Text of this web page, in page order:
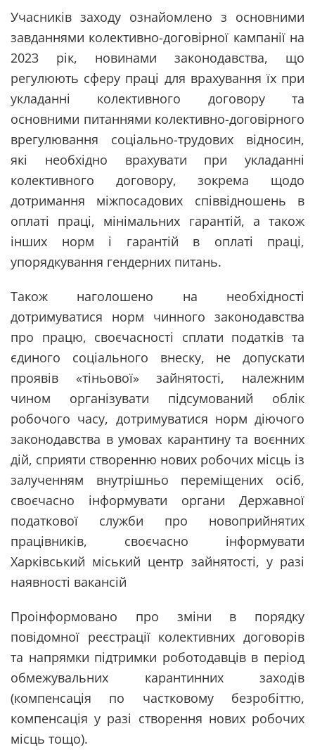
Учасників заходу ознайомлено з основними
завданнями колективно-договірної кампанії на
2023 рік, новинами законодавства, що
регулюють сферу праці для врахування їх при
укладанні колективного договору та
основними питаннями колективно-договірного
врегулювання соціально-трудових відносин,
які необхідно врахувати при укладанні
колективного договору, зокрема щодо
дотримання міжпосадових співвідношень в
оплаті праці, мінімальних гарантій, а також
інших норм і гарантій в оплаті праці,
упорядкування гендерних питань.
Також наголошено на необхідності
дотримуватися норм чинного законодавства
про працю, своєчасності сплати податків та
єдиного соціального внеску, не допускати
проявів «тіньової» зайнятості, належним
чином організувати підсумований облік
робочого часу, дотримуватися норм діючого
законодавства в умовах карантину та воєнних
дій, сприяти створенню нових робочих місць із
залученням внутрішньо переміщених осіб,
своєчасно інформувати органи Державної
податкової служби про новоприйнятих
працівників, своєчасно інформувати
Харківський міський центр зайнятості, у разі
наявності вакансій
Проінформовано про зміни в порядку
повідомної реєстрації колективних договорів
та напрямки підтримки роботодавців в період
обмежувальних карантинних заходів
(компенсація по частковому безробіттю,
компенсація у разі створення нових робочих
місць тощо).